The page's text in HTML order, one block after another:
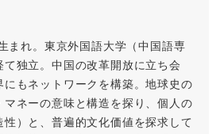
まれ。東京外国語大学（中国語専
独立。中国の改革開放に立ち会
もネットワークを構築。地球史の
ネーの意味と構造を探り、個人の
）と、普遍的文化価値を探求して